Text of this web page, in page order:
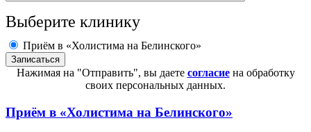
Выберите клинику
Приём в «Холистима на Белинского»
Нажимая на "Отправить", вы даете согласиена обработку
своих персональных данных.
Приём в «Холистима на Белинского»